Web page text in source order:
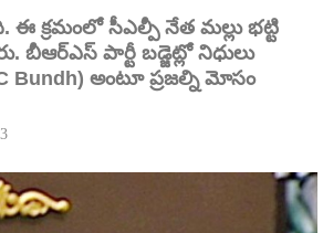
ఈ క్రమంలో సీఎల్పీ నేత మల్లు భట్టి
బీఆర్ఎస్ పార్టీ బడ్జెట్లో నిధులు
Bundh) అంటూ ప్రజల్ని మోసం